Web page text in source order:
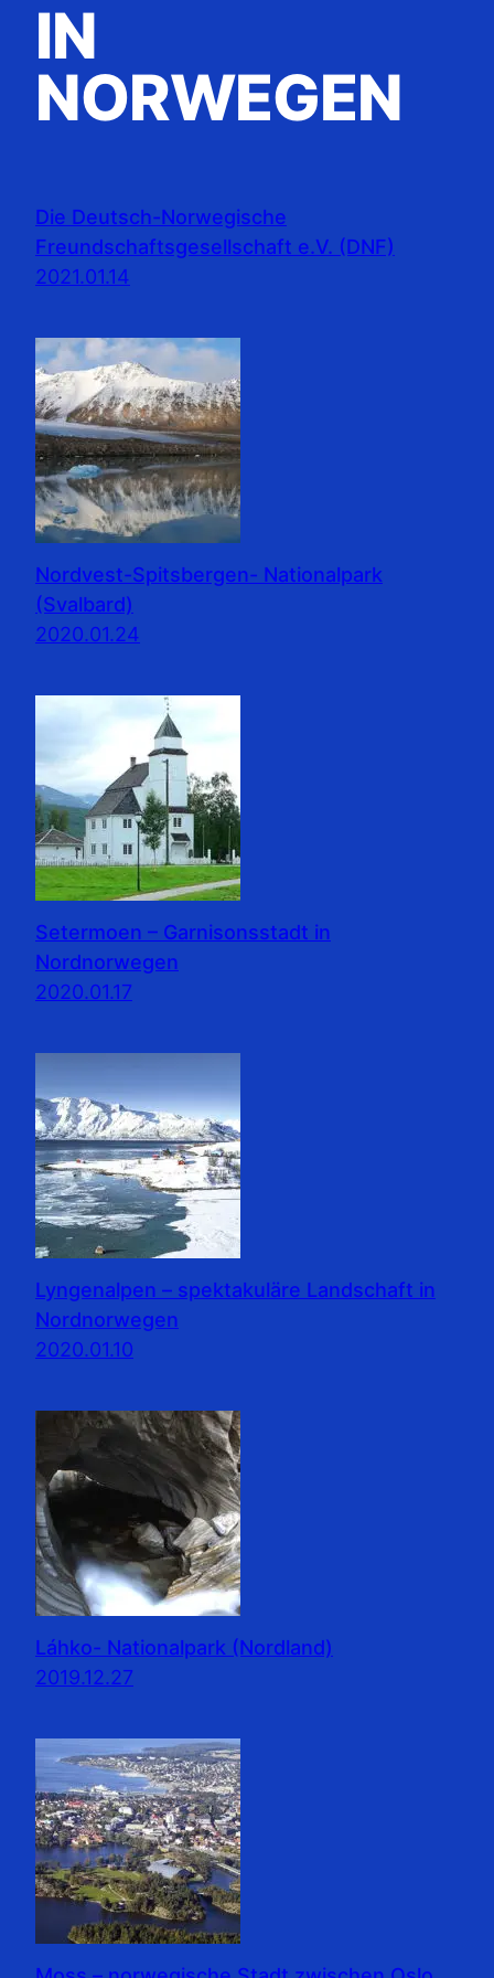
IN
NORWEGEN
Die Deutsch-Norwegische
Freundschaftsgesellschaft e.V. (DNF)
2021.01.14
Nordvest-Spitsbergen- Nationalpark
(Svalbard)
2020.01.24
Setermoen – Garnisonsstadt in
Nordnorwegen
2020.01.17
Lyngenalpen – spektakuläre Landschaft in
Nordnorwegen
2020.01.10
Láhko- Nationalpark (Nordland)
2019.12.27